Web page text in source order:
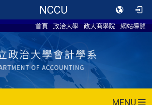
NCCU
首頁 政治大學 政大商學院 網站導覽
MENU